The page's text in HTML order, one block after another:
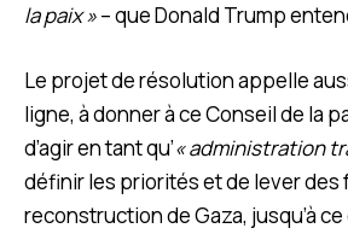
la paix »– que Donald Trump
Le projet de résolution appelle
ligne, à donner à ce Conseil de la
d’agir en tant qu’« administration
définir les priorités et de lever des
reconstruction de Gaza, jusqu’à ce